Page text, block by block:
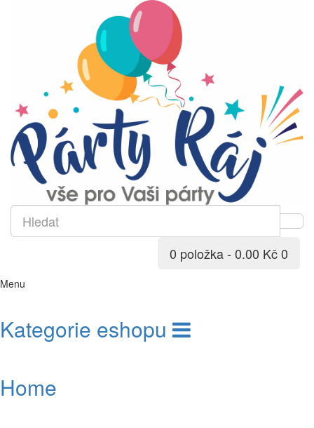
0 položka - 0.00 Kč0
Menu
Kategorie eshopu
Home